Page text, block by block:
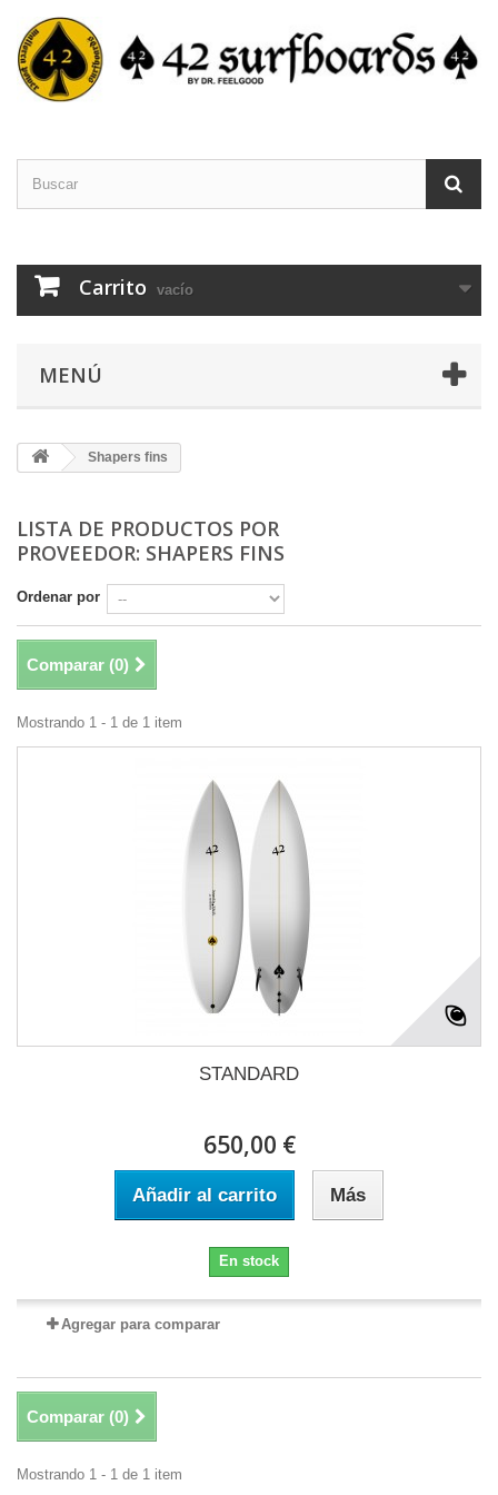
Carrito vacío
MENÚ
Shapers fins
LISTA DE PRODUCTOS POR
PROVEEDOR: SHAPERS FINS
Ordenar por
Comparar (0)
Mostrando 1 - 1 de 1 item
STANDARD
650,00 €
Añadir al carrito Más
En stock
Agregar para comparar
Comparar (0)
Mostrando 1 - 1 de 1 item